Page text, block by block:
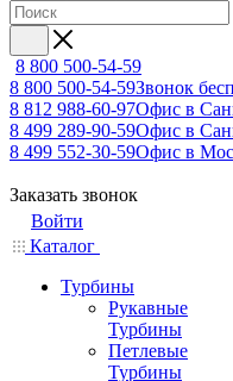
8 800 500-54-59
8 800 500-54-59Звонок
8 812 988-60-97Офис в
8 499 289-90-59Офис в
8 499 552-30-59Офис в
Заказать звонок
Войти
Каталог
Турбины
Рукавные
Турбины
Петлевые
Турбины